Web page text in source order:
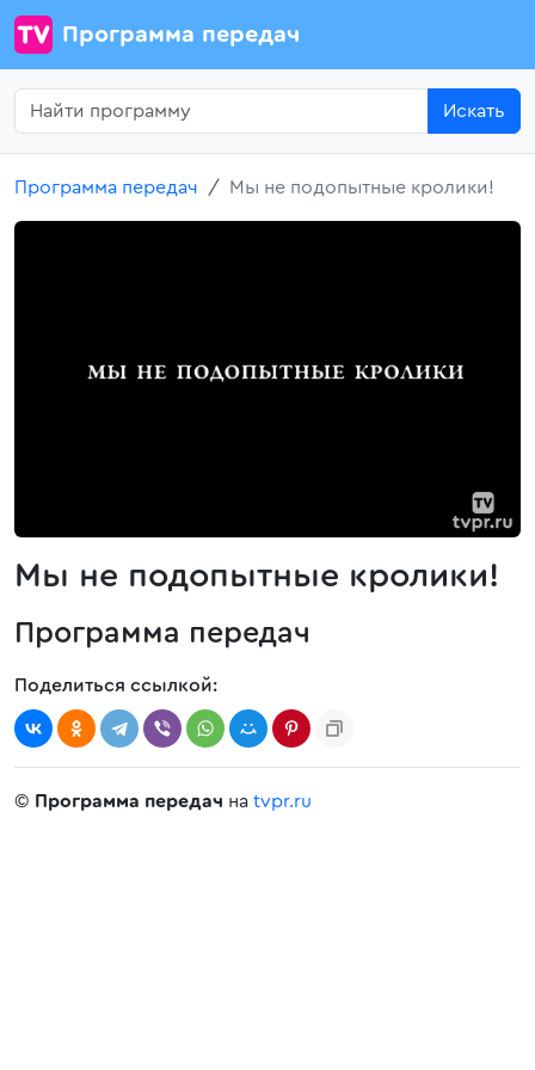
Программа передач
Искать
Программа передач Мы не подопытные кролики!
Мы не подопытные кролики!
Программа передач
Поделиться ссылкой:
© Программа передач на tvpr.ru